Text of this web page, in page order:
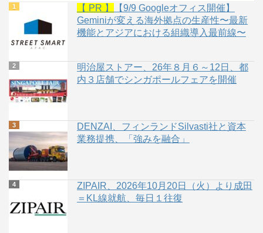
【 PR 】
【9/9 Googleオフィス開催】
Geminiが変える海外拠点の生産性〜最新
機能とアジアにおける組織導入最前線〜
明治屋ストアー、26年８月６～12日、都
内３店舗でシンガポールフェアを開催
DENZAI、フィンランドSilvasti社と資本
業務提携、「強みを融合」
ZIPAIR、2026年10月20日（火）より成田
＝KL線就航、毎日１往復